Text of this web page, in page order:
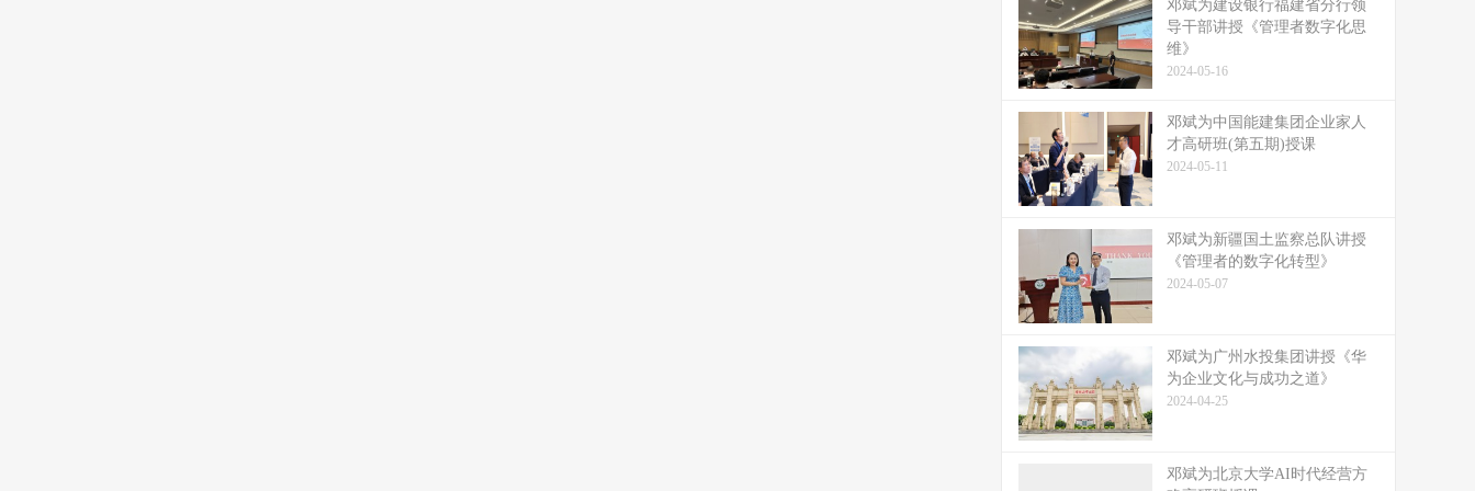
邓斌为建设银行福建省分行领
导干部讲授《管理者数字化思
维》
2024-05-16
邓斌为中国能建集团企业家人
才高研班(第五期)授课
2024-05-11
邓斌为新疆国土监察总队讲授
《管理者的数字化转型》
2024-05-07
邓斌为广州水投集团讲授《华
为企业文化与成功之道》
2024-04-25
邓斌为北京大学AI时代经营方